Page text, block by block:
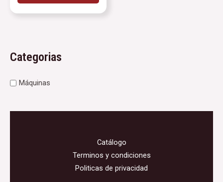
Categorias
Máquinas
Catálogo
Terminos y condiciones
Politicas de privacidad